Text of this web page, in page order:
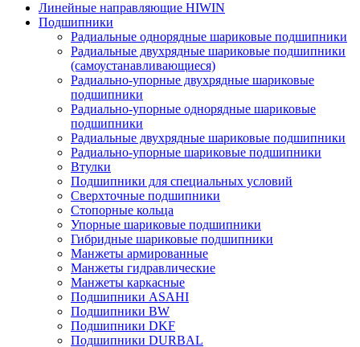
Линейные направляющие HIWIN
Подшипники
Радиальные однорядные шариковые подшипники
Радиальные двухрядные шариковые подшипники
(самоустанавливающиеся)
Радиально-упорные двухрядные шариковые
подшипники
Радиально-упорные однорядные шариковые
подшипники
Радиальные двухрядные шариковые подшипники
Радиально-упорные шариковые подшипники
Втулки
Подшипники для специальных условий
Сверхточные подшипники
Стопорные кольца
Упорные шариковые подшипники
Гибридные шариковые подшипники
Манжеты армированные
Манжеты гидравлические
Манжеты каркасные
Подшипники ASAHI
Подшипники BW
Подшипники DKF
Подшипники DURBAL